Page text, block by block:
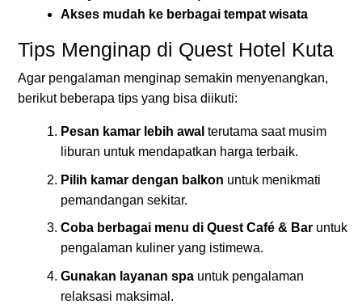
Akses mudah ke berbagai tempat wisata
Tips Menginap di Quest Hotel Kuta
Agar pengalaman menginap semakin menyenangkan,
berikut beberapa tips yang bisa diikuti:
Pesan kamar lebih awal terutama saat musim
liburan untuk mendapatkan harga terbaik.
Pilih kamar dengan balkon untuk menikmati
pemandangan sekitar.
Coba berbagai menu di Quest Café & Baruntuk
pengalaman kuliner yang istimewa.
Gunakan layanan spauntuk pengalaman
relaksasi maksimal.